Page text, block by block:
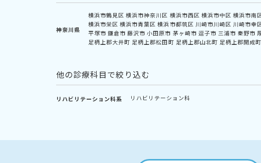
神奈川県
横浜市鶴見区 横浜市神奈川区 横浜市西区 横浜市中区 横浜市南
横浜市栄区 横浜市青葉区 横浜市都筑区 川崎市川崎区 川崎市幸
平塚市 鎌倉市 藤沢市 小田原市 茅ヶ崎市 逗子市 三浦市 秦野市
足柄上郡大井町 足柄上郡松田町 足柄上郡山北町 足柄上郡開成町
他の診療科目で絞り込む
リハビリテーション科系 リハビリテーション科